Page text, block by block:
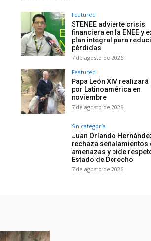
Featured
STENEE advierte crisis
financiera en la ENEE y
plan integral para
pérdidas
7 de agosto de 2026
Featured
Papa León XIV realizará
por Latinoamérica en
noviembre
7 de agosto de 2026
Sin categoría
Juan Orlando
rechaza señalamientos
amenazas y pide
Estado de Derecho
7 de agosto de 2026